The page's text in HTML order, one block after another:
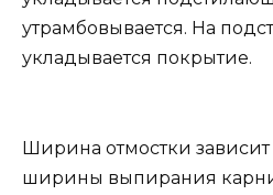
утрамбовывается. На
укладывается покрытие.
Ширина отмостки зависит
ширины выпирания